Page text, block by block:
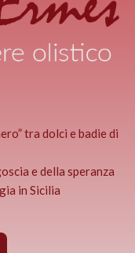
tra dolci e badie di
e della speranza
in Sicilia